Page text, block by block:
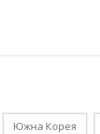
Южна Корея